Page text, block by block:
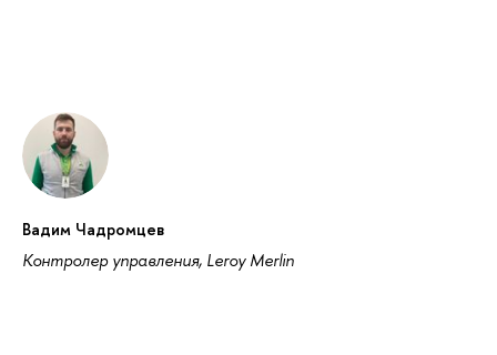
Вадим Чадромцев
Контролер управления, Leroy Merlin